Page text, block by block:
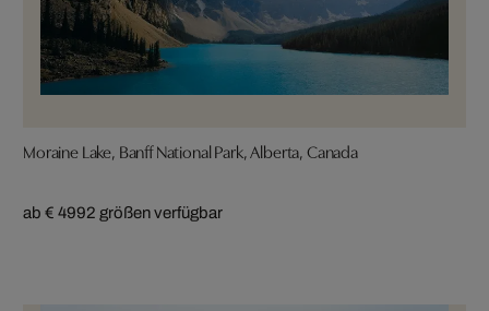
Moraine Lake, Banff National Park, Alberta, Canada
ab € 4992 größen verfügbar